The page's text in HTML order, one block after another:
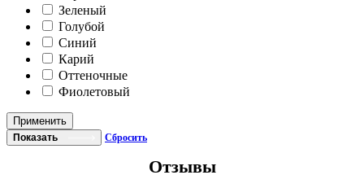
Зеленый
Голубой
Синий
Карий
Оттеночные
Фиолетовый
Применить
Показать Сбросить
Отзывы